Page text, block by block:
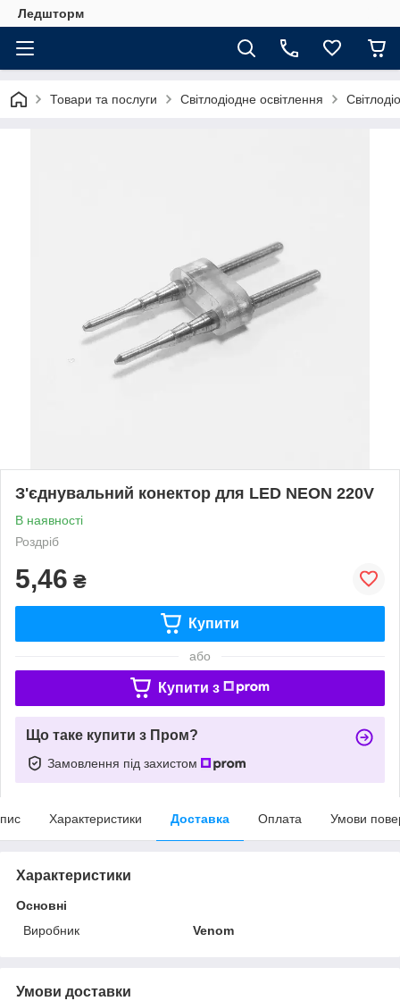
Ледшторм
Товари та послуги Світлодіодне освітлення
З'єднувальний конектор для LED NEON 220V
В наявності
Роздріб
5,46 ₴
Купити
або
Купити з
Що таке купити з Пром?
Замовлення під захистом
Характеристики Доставка Оплата Умови
Характеристики
Основні
Виробник
Venom
Умови доставки